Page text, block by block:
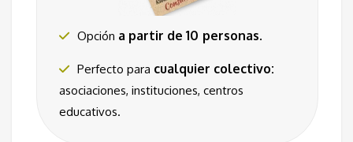
Opción a partir de 10 personas.
Perfecto para cualquier colectivo:
asociaciones, instituciones, centros
educativos.